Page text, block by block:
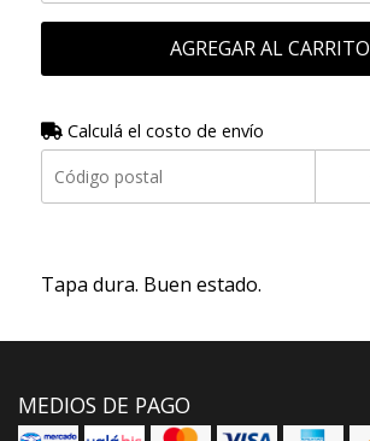
AGREGAR AL CARRITO
Calculá el costo de envío
Tapa dura. Buen estado.
MEDIOS DE PAGO